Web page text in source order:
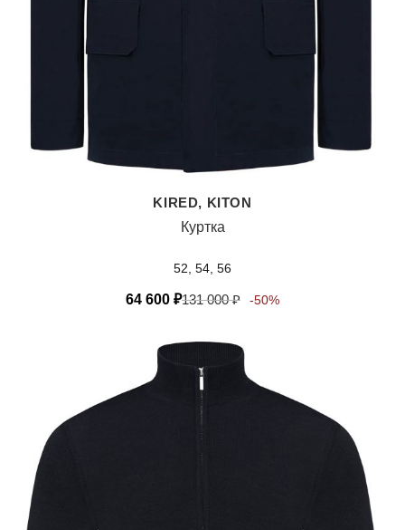
KIRED, KITON
Куртка
52, 54, 56
64 600 ₽131 000₽ -50%